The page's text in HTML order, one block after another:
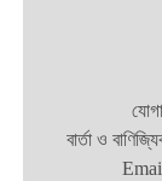
বার্তা ও